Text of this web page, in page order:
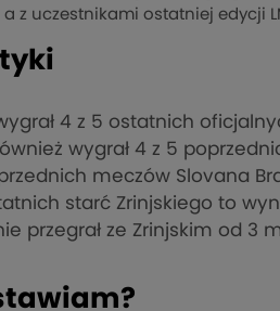
z uczestnikami ostatniej edycji
4 z 5 ostatnich
wygrał 4 z 5
meczów Slovana
starć Zrinjskiego to
przegrał ze Zrinjskim od 3